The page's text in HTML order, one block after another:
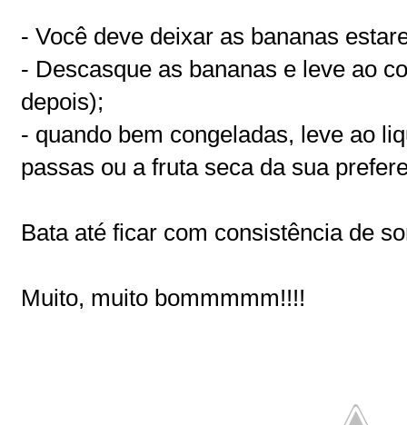
- Você deve deixar as bananas
- Descasque as bananas e leve ao
depois);
- quando bem congeladas, leve ao
passas ou a fruta seca da sua
Bata até ficar com consistência de
Muito, muito bommmmm!!!!